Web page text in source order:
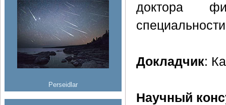
Perseidlar
доктора
Докладчик:
Научный